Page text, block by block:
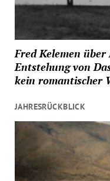
Fred Kelemen
Entstehung von
kein romantischer
JAHRESRÜCKBLICK